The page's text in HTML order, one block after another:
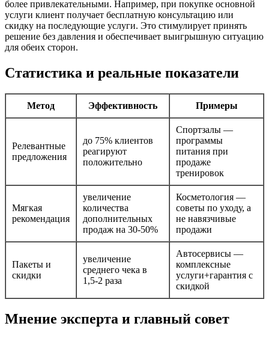
более привлекательными. Например, при покупке основной
услуги клиент получает бесплатную консультацию или
скидку на последующие услуги. Это стимулирует принять
решение без давления и обеспечивает выигрышную ситуацию
для обеих сторон.
Статистика и реальные показатели
Метод Эффективность Примеры
Релевантные
предложения
до 75% клиентов
реагируют
положительно
Спортзалы —
программы
питания при
продаже
тренировок
Мягкая
рекомендация
увеличение
количества
дополнительных
продаж на 30-50%
Косметология —
советы по уходу, а
не навязчивые
продажи
Пакеты и
скидки
увеличение
среднего чека в
1,5-2 раза
Автосервисы —
комплексные
услуги+гарантия с
скидкой
Мнение эксперта и главный совет